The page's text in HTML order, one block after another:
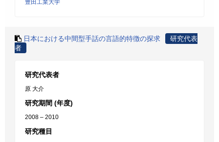
豊田工業大学
日本における中間型手話の言語的特徴の探求
研究代表
者
研究代表者
原 大介
研究期間 (年度)
2008 – 2010
研究種目